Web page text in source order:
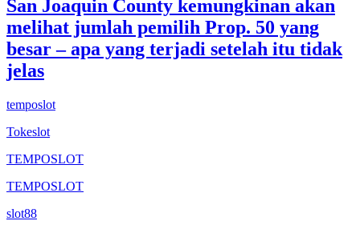
San Joaquin County kemungkinan akan
melihat jumlah pemilih Prop. 50 yang
besar – apa yang terjadi setelah itu tidak
jelas
temposlot
Tokeslot
TEMPOSLOT
TEMPOSLOT
slot88